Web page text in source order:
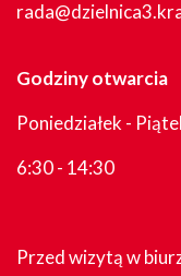
Godziny otwarcia
Poniedziałek -
6:30 - 14:30
Przed wizytą w